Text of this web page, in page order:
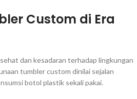
Custom di Era
dan kesadaran terhadap lingkungan
tumbler custom dinilai sejalan
botol plastik sekali pakai.